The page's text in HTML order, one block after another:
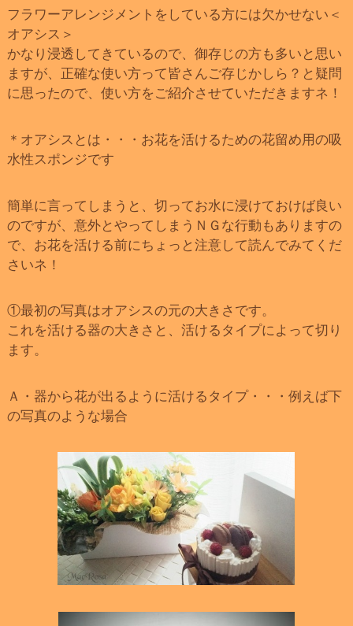
フラワーアレンジメントをしている方には欠かせない＜
オアシス＞
かなり浸透してきているので、御存じの方も多いと思い
ますが、正確な使い方って皆さんご存じかしら？と疑問
に思ったので、使い方をご紹介させていただきますネ！
＊オアシスとは・・・お花を活けるための花留め用の吸
水性スポンジです
簡単に言ってしまうと、切ってお水に浸けておけば良い
のですが、意外とやってしまうＮＧな行動もありますの
で、お花を活ける前にちょっと注意して読んでみてくだ
さいネ！
①最初の写真はオアシスの元の大きさです。
これを活ける器の大きさと、活けるタイプによって切り
ます。
Ａ・器から花が出るように活けるタイプ・・・例えば下
の写真のような場合